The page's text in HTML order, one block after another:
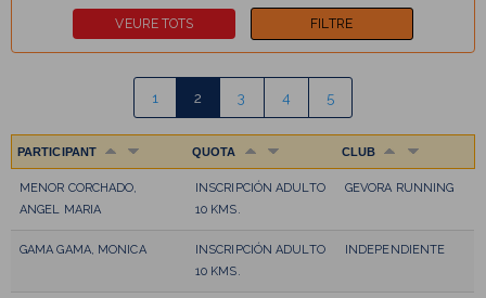
1 2 3 4 5
PARTICIPANT QUOTA CLUB
MENOR CORCHADO,
ANGEL MARIA
INSCRIPCIÓN ADULTO
10 KMS.
GEVORA RUNNING
GAMA GAMA, MONICA
INSCRIPCIÓN ADULTO
10 KMS.
INDEPENDIENTE